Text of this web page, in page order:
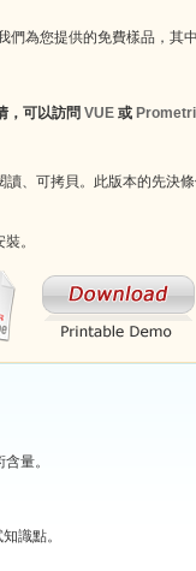
為您提供的免費樣品，其
，可以訪問 VUE 或
、可拷貝。此版本的先決
。
量。
識點。